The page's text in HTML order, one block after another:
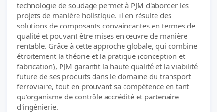
technologie de soudage permet à PJM d'aborder les
projets de manière holistique. Il en résulte des
solutions de composants convaincantes en termes de
qualité et pouvant être mises en œuvre de manière
rentable. Grâce à cette approche globale, qui combine
étroitement la théorie et la pratique (conception et
fabrication), PJM garantit la haute qualité et la viabilité
future de ses produits dans le domaine du transport
ferroviaire, tout en prouvant sa compétence en tant
qu'organisme de contrôle accrédité et partenaire
d'ingénierie.